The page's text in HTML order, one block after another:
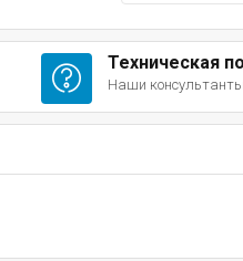
Техническая
Наши